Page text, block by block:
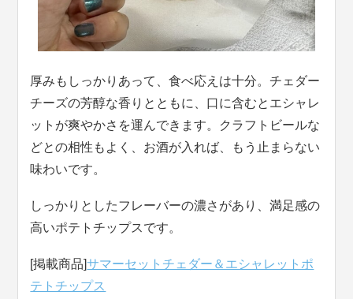
厚みもしっかりあって、食べ応えは十分。チェダー
チーズの芳醇な香りとともに、口に含むとエシャレ
ットが爽やかさを運んできます。クラフトビールな
どとの相性もよく、お酒が入れば、もう止まらない
味わいです。
しっかりとしたフレーバーの濃さがあり、満足感の
高いポテトチップスです。
[掲載商品]サマーセットチェダー＆エシャレットポ
テトチップス